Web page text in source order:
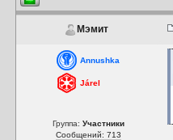
Мэмит
Annushka
Járel
Группа: Участники
Сообщений: 713